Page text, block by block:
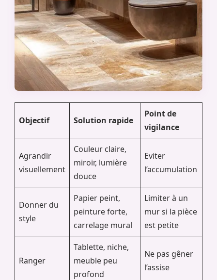
Objectif Solution rapide
Point de
vigilance
Agrandir
visuellement
Couleur claire,
miroir, lumière
douce
Eviter
l’accumulation
Donner du
style
Papier peint,
peinture forte,
carrelage mural
Limiter à un
mur si la pièce
est petite
Ranger
Tablette, niche,
meuble peu
profond
Ne pas gêner
l’assise